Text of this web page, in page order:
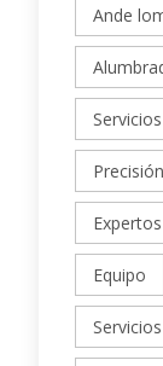
Ande
Precisión
Expertos
Equipo